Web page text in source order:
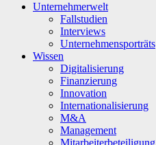
Unternehmerwelt
Fallstudien
Interviews
Unternehmensporträts
Wissen
Digitalisierung
Finanzierung
Innovation
Internationalisierung
M&A
Management
Mitarbeiterbeteiligung